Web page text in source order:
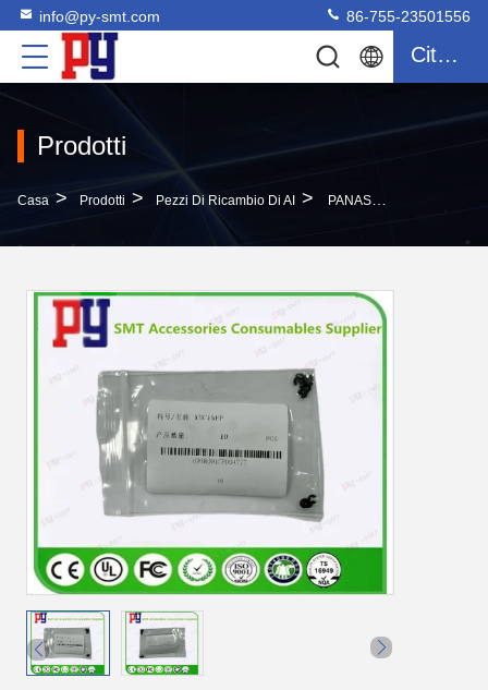
info@py-smt.com 86-755-23501556
Citazione
Prodotti
Casa > Prodotti > Pezzi Di Ricambio Di AI > PANASONIC AI Parts XUC15FP SNAP RING XUC15FP Panasonic SMT Ricambi